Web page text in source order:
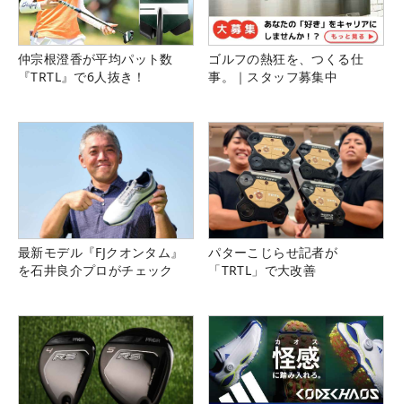
仲宗根澄香が平均パット数
『TRTL』で6人抜き！
ゴルフの熱狂を、つくる仕
事。｜スタッフ募集中
最新モデル『FJクオンタム』
を石井良介プロがチェック
パターこじらせ記者が
「TRTL」で大改善